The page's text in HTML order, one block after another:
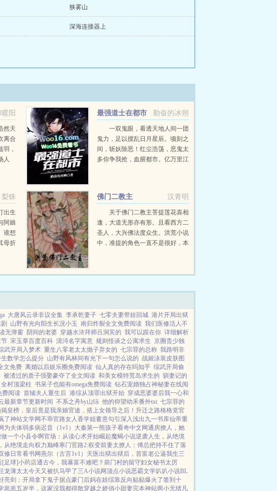
狭雾山
深海连接器上
暖阳
然天
离合
羽，
人
勤奋的冰朔
最强道士在都市
一双鬼眼，看透天地人间一团
鬼力，足以搅乱日月星辰。顷刻之
间，斩妖除恶！红尘浩荡，恶鬼太
多你争我抢，血腥都市。亿万里江
最传奇的故事，最浩瀚的...
梨铢
出生
阿娘
谁想
母折
汉青明
佛门二教主
关于佛门二教主菩提莲花喜相
逢，大道无形亦有形。且看西方二
圣人，大兴佛法度众生。洪荒小说
中，准提的角色一直不是很好，本
道大势，开辟一个新的洪荒，弘扬
大唐风云录非议全集 李承乾妻子 七零夫妻带娃回城 港片开局出狱
山野有光向阳生长况小玉 南归炸裂全文免费阅读 我们医修活人不
无弹窗 阴间的老婆 穿越水浒拜师吕洞宾的 我可以跟在你 详细解析
宋玉章百度百科 清浔名字寓意 规则怪谈之公寓求生 京圈贵少独
武开局入梦术 重生八零老太太抛子弃女的 七宗罪的总称 我路明非
数学怎么提分 山野有风林间有光下一句怎么说的 战姬泳装皮肤图
文免费 离婚以后娱乐圈免费阅读 仙人真的存在吗知乎 综武开局偷
被渣过的质子强娶豪夺了全文阅读 和美女模特荒岛求生的 驯妻记的
村顶梁柱 书呆子也能有omega免费阅读 钻石宠婚独占神秘妻在线阅
费阅读 首辅夫人重生后 港综从顶罪出狱开始 穿成恶婆婆后我一心和
最新章节更新时间 不系之舟by山狋 他的仰望幼禾番外txt 七宗罪的
皇榜，皇后竟是我亲娘官途，搭上女领导之后！ 升迁之路格格党官
了神站文学网不乖官路女人香学姐蓄意勾引 深入浅出 九一书库仙帝重
为夫体弱多病迟音（1v1） 大秦第一熊孩子看奇中文网通房撩人，她
一个小县令啊官场：从读心术开始崛起魔蝎小说逆袭人生，从绝境
从绝境走向权力巅峰寒门官路2:权变前妻太撩人：傅总把持不住了落
修日常看书网燕尔（古言1v1） 天医出狱出狱后，首富老公逼我生三
[足球]小药店通古今，我暴富不难吧？ 前门村的留守妇女秘书太厉
龙薄太太今天又被扒马甲了 三A小说网顶点小说恶霸文学叭叭小说BL
亮剑：开局拿下鬼子据点豪门后妈在娃综靠反向贴贴爆火了签到十
崽崽五岁半，这家没我都得散穿越之娇俏小甜妻完本神站两小无猜凡